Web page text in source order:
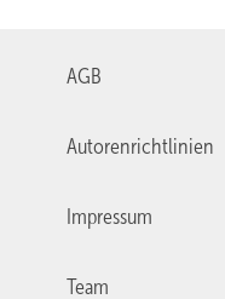
AGB
Autorenrichtlinien
Impressum
Team